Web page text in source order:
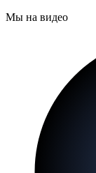
Мы на видео